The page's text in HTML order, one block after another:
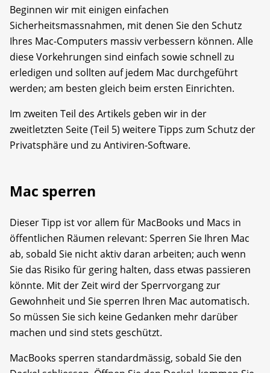
Beginnen wir mit einigen einfachen
Sicherheitsmassnahmen, mit denen Sie den Schutz
Ihres Mac-Computers massiv verbessern können. Alle
diese Vorkehrungen sind einfach sowie schnell zu
erledigen und sollten auf jedem Mac durchgeführt
werden; am besten gleich beim ersten Einrichten.
Im zweiten Teil des Artikels geben wir in der
zweitletzten Seite (Teil 5) weitere Tipps zum Schutz der
Privatsphäre und zu Antiviren-Software.
Mac sperren
Dieser Tipp ist vor allem für MacBooks und Macs in
öffentlichen Räumen relevant: Sperren Sie Ihren Mac
ab, sobald Sie nicht aktiv daran arbeiten; auch wenn
Sie das Risiko für gering halten, dass etwas passieren
könnte. Mit der Zeit wird der Sperrvorgang zur
Gewohnheit und Sie sperren Ihren Mac automatisch.
So müssen Sie sich keine Gedanken mehr darüber
machen und sind stets geschützt.
MacBooks sperren standardmäs­sig, sobald Sie den